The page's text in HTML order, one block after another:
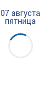
07 августа
пятница